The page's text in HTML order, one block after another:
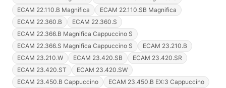
ECAM 22.110.B Magnifica
ECAM 22.110.SB Magnifica
ECAM 22.360.B
ECAM 22.360.S
ECAM 22.366.B Magnifica Cappuccino S
ECAM 22.366.S Magnifica Cappuccino S
ECAM 23.210.B
ECAM 23.210.W
ECAM 23.420.SB
ECAM 23.420.SR
ECAM 23.420.ST
ECAM 23.420.SW
ECAM 23.450.B Cappuccino
ECAM 23.450.B EX:3 Cappuccino